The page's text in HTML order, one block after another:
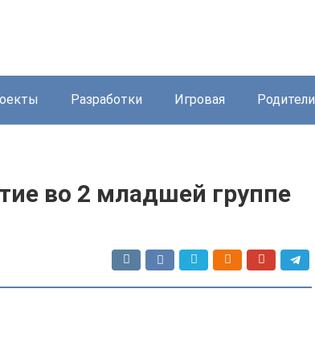
Разработки Игровая Родители
во 2 младшей группе